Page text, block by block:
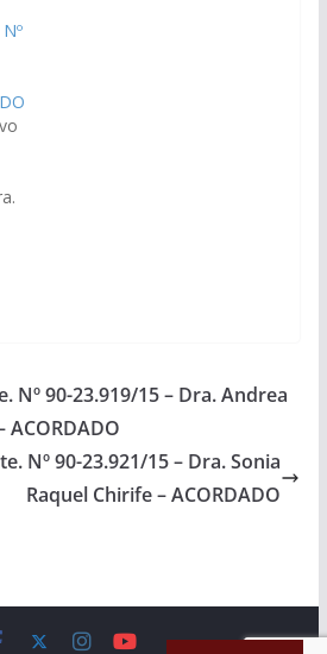
Nº 90-23.919/15 – Dra. Andrea
ACORDADO
Nº 90-23.921/15 – Dra. Sonia
Raquel Chirife – ACORDADO